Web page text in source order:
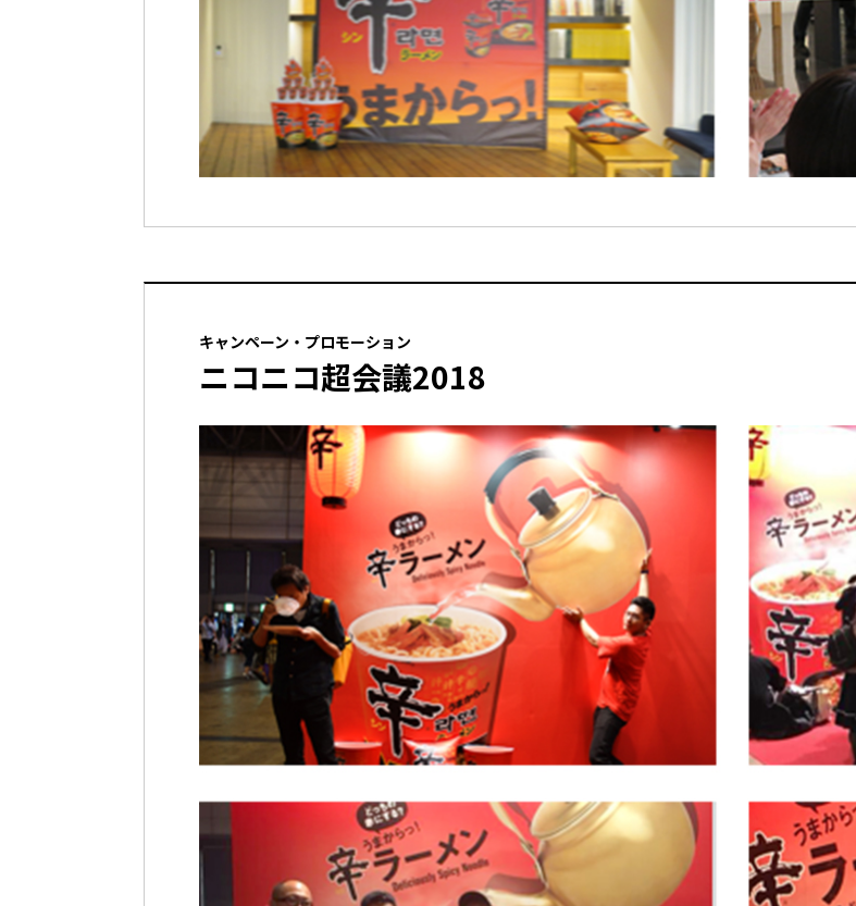
キャンペーン・プロモーション
ニコニコ超会議2018